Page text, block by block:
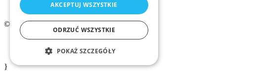
© 2026 ZMiD.org.pl
Regulamin
Polityka prywatności ZMID
}
AKCEPTUJ WSZYSTKIE
ODRZUĆ WSZYSTKIE
POKAŻ SZCZEGÓŁY